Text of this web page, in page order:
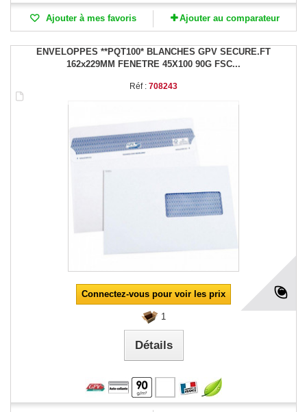
Ajouter à mes favoris Ajouter au comparateur
ENVELOPPES **PQT100* BLANCHES GPV SECURE.FT
162x229MM FENETRE 45X100 90G FSC...
Réf : 708243
Connectez-vous pour voir les prix
1
Détails